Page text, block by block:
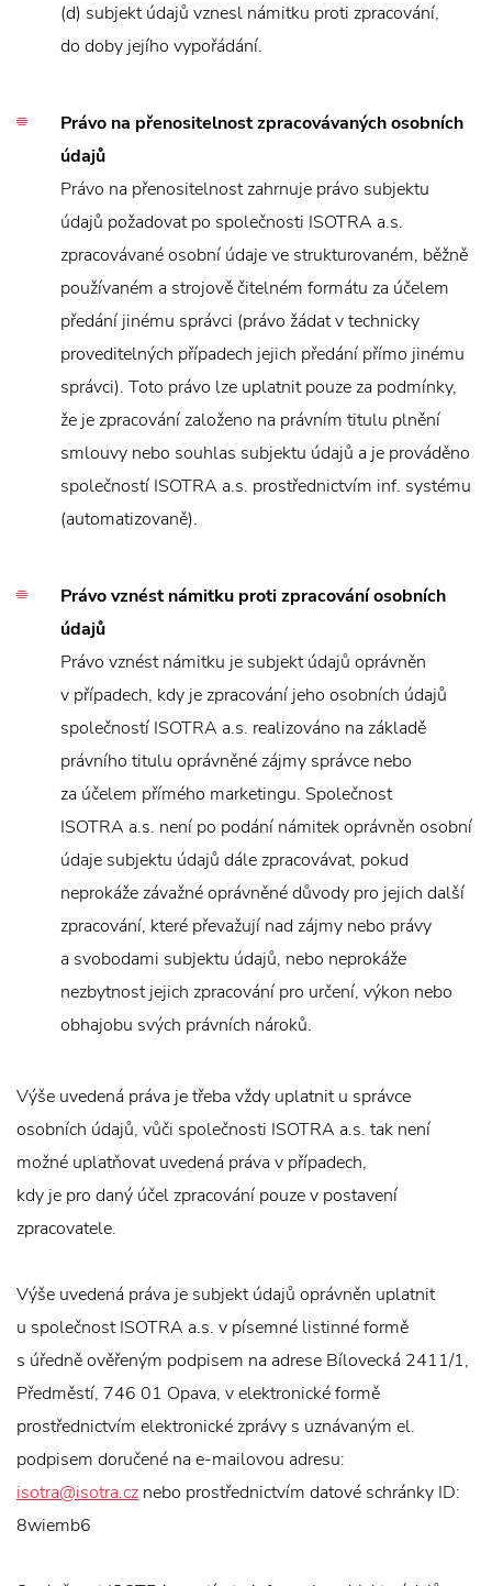
(d) subjekt údajů vznesl námitku proti zpracování,
do doby jejího vypořádání.
Právo na přenositelnost zpracovávaných osobních
údajů
Právo na přenositelnost zahrnuje právo subjektu
údajů požadovat po společnosti ISOTRA a.s.
zpracovávané osobní údaje ve strukturovaném, běžně
používaném a strojově čitelném formátu za účelem
předání jinému správci (právo žádat v technicky
proveditelných případech jejich předání přímo jinému
správci). Toto právo lze uplatnit pouze za podmínky,
že je zpracování založeno na právním titulu plnění
smlouvy nebo souhlas subjektu údajů a je prováděno
společností ISOTRA a.s. prostřednictvím inf. systému
(automatizovaně).
Právo vznést námitku proti zpracování osobních
údajů
Právo vznést námitku je subjekt údajů oprávněn
v případech, kdy je zpracování jeho osobních údajů
společností ISOTRA a.s. realizováno na základě
právního titulu oprávněné zájmy správce nebo
za účelem přímého marketingu. Společnost
ISOTRA a.s. není po podání námitek oprávněn osobní
údaje subjektu údajů dále zpracovávat, pokud
neprokáže závažné oprávněné důvody pro jejich další
zpracování, které převažují nad zájmy nebo právy
a svobodami subjektu údajů, nebo neprokáže
nezbytnost jejich zpracování pro určení, výkon nebo
obhajobu svých právních nároků.
Výše uvedená práva je třeba vždy uplatnit u správce
osobních údajů, vůči společnosti ISOTRA a.s. tak není
možné uplatňovat uvedená práva v případech,
kdy je pro daný účel zpracování pouze v postavení
zpracovatele.
Výše uvedená práva je subjekt údajů oprávněn uplatnit
u společnost ISOTRA a.s. v písemné listinné formě
s úředně ověřeným podpisem na adrese Bílovecká 2411/1,
Předměstí, 746 01 Opava, v elektronické formě
prostřednictvím elektronické zprávy s uznávaným el.
podpisem doručené na e-mailovou adresu:
isotra@isotra.cz nebo prostřednictvím datové schránky ID:
8wiemb6